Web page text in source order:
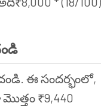
ఈ సందర్భంలో,
₹9,440